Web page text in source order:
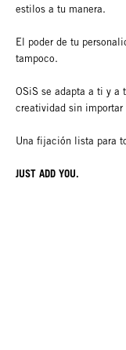
estilos a tu manera.
El poder de tu
tampoco.
OSiS se adapta a ti y a
creatividad sin importar
Una fijación lista para
JUST ADD YOU.